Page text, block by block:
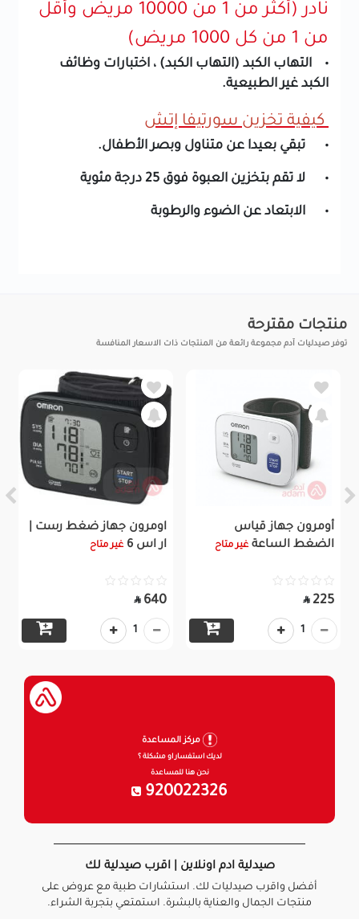
نادر (أكثر من 1 من 10000 مريض وأقل
من 1 من كل 1000 مريض)
• التهاب الكبد (التهاب الكبد) ، اختبارات وظائف
الكبد غير الطبيعية.
كيفية تخزين سورتيفا إتش
• تبقي بعيدا عن متناول وبصر الأطفال.
• لا تقم بتخزين العبوة فوق 25 درجة مئوية
• الابتعاد عن الضوء والرطوبة
منتجات مقترحة
توفر صيدليات آدم مجموعة رائعة من المنتجات ذات الاسعار المنافسة
أومرون جهاز قياس
الضغط الساعة غير متاح
225

1
اومرون جهاز ضغط رست |
ار اس 6
غير متاح
640

1
مركز المساعدة
لديك استفسار او مشكلة ؟
نحن هنا للمساعدة
920022326
صيدلية ادم اونلاين | اقرب صيدلية لك
أفضل واقرب صيدليات لك. استشارات طبية مع عروض على
منتجات الجمال والعناية بالبشرة. استمتعي بتجربة الشراء.